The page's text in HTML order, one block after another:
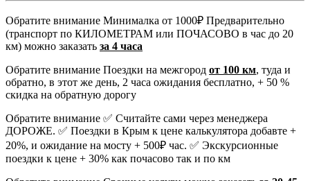
Обратите внимание Минималка от 1000₽ Предварительно
(транспорт по КИЛОМЕТРАМ или ПОЧАСОВО в час до 20
км) можно заказать за 4 часа
Обратите внимание Поездки на межгород от 100 км, туда и
обратно, в этот же день, 2 часа ожидания бесплатно, + 50 %
скидка на обратную дорогу
Обратите внимание ✅ Считайте сами через менеджера
ДОРОЖЕ. ✅ Поездки в Крым к цене калькулятора добавте +
20%, и ожидание на мосту + 500₽ час. ✅ Экскурсионные
поездки к цене + 30% как почасово так и по км